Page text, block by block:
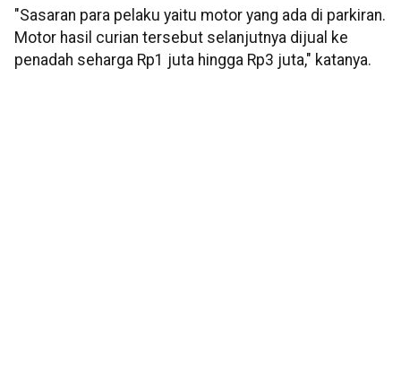
"Sasaran para pelaku yaitu motor yang ada di parkiran.
Motor hasil curian tersebut selanjutnya dijual ke
penadah seharga Rp1 juta hingga Rp3 juta," katanya.